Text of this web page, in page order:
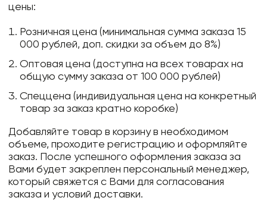
цены:
Розничная цена (минимальная сумма заказа 15
000 рублей, доп. скидки за объем до 8%)
Оптовая цена (доступна на всех товарах на
общую сумму заказа от 100 000 рублей)
Спеццена (индивидуальная цена на конкретный
товар за заказ кратно коробке)
Добавляйте товар в корзину в необходимом
объеме, проходите регистрацию и оформляйте
заказ. После успешного оформления заказа за
Вами будет закреплен персональный менеджер,
который свяжется с Вами для согласования
заказа и условий доставки.